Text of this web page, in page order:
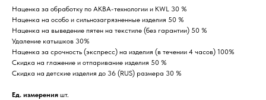
Наценка за обработку по АКВА-технологии и KWL 30 %
Наценка на особо и сильнозагрязненные изделия 50 %
Наценка на выведение пятен на текстиле (без гарантии) 50 %
Удаление катышков 30%
Наценка за срочность (экспресс) на изделия (в течении 4 часов) 100%
Скидка на глажение и отпаривание изделия 50 %
Скидка на детские изделия до 36 (RUS) размера 30 %
Ед. измерения шт.